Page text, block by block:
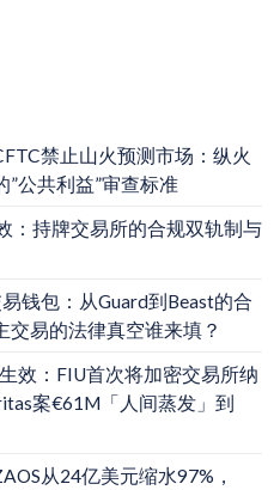
禁止山火预测市场：纵火
公共利益”审查标准
：持牌交易所的合规双轨制与
钱包：从Guard到Beast的合
易的法律真空谁来填？
效：FIU首次将加密交易所纳
案€61M「人间蒸发」到
从24亿美元缩水97%，